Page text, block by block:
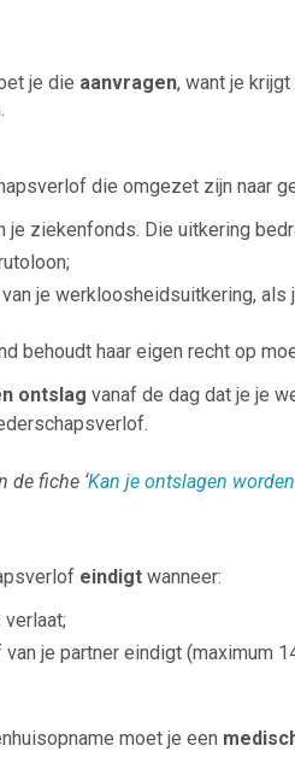
je die aanvragen, want je
die omgezet zijn naar
je ziekenfonds. Die uitkering
je werkloosheidsuitkering, als
behoudt haar eigen recht op
ontslag vanaf de dag dat je je
de fiche ‘Kan je ontslagen
eindigt wanneer:
je partner eindigt (maximum
moet je een